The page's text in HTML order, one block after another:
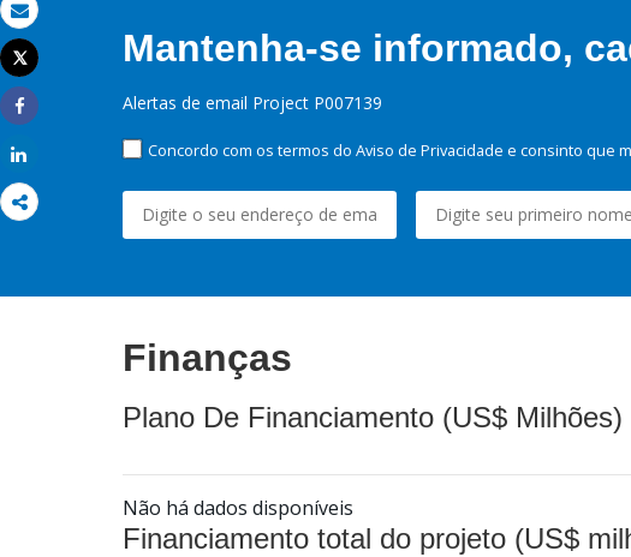
Email
Imprimir
Tweet
Share
Mantenha-se informado,
Alertas de email Project P007139
Concordo com os termos do Aviso de Privacidade e consinto que
Finanças
Plano De Financiamento (US$ Milhões)
Não há dados disponíveis
Financiamento total do projeto (US$